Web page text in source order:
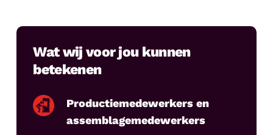
Wat wij voor jou kunnen
betekenen
Productiemedewerkers en
assemblagemedewerkers